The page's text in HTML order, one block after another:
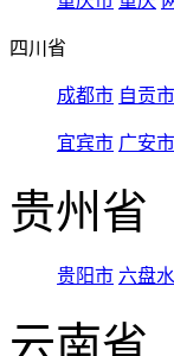
四川省
成都市 自贡市
宜宾市 广安市
贵州省
贵阳市 六盘
云南省